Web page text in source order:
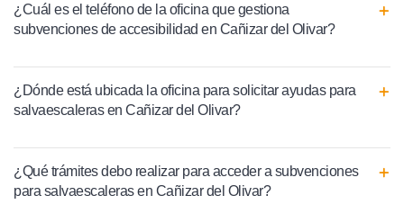
¿Cuál es el teléfono de la oficina que gestiona
subvenciones de accesibilidad en Cañizar del Olivar?
¿Dónde está ubicada la oficina para solicitar ayudas para
salvaescaleras en Cañizar del Olivar?
¿Qué trámites debo realizar para acceder a subvenciones
para salvaescaleras en Cañizar del Olivar?